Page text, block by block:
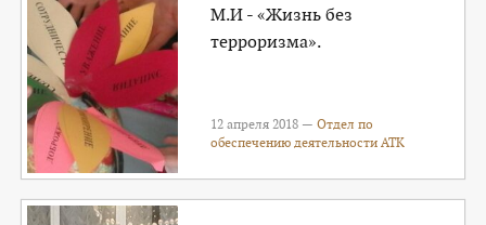
М.И - «Жизнь без
терроризма».
12 апреля 2018 —Отдел по
обеспечению деятельности АТК